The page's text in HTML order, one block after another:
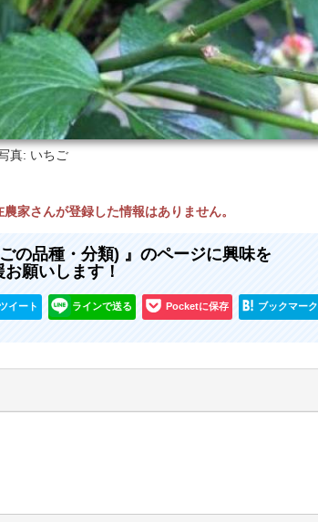
真: いちご
家さんが登録した情報はありません。
の品種・分類) 』のページに興味を
願いします！
イート ラインで送る Pocketに保存 ブックマーク